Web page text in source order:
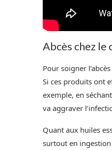
Abcès chez
Pour soigner
Si ces produits ont
exemple, en
va aggraver
Quant aux huiles
surtout en